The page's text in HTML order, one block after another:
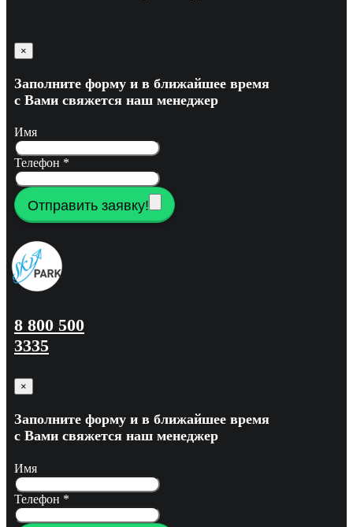
×
Заполните форму и в ближайшее время
с Вами свяжется наш менеджер
Имя
Телефон *
Отправить заявку!
8 800 500
3335
×
Заполните форму и в ближайшее время
с Вами свяжется наш менеджер
Имя
Телефон *